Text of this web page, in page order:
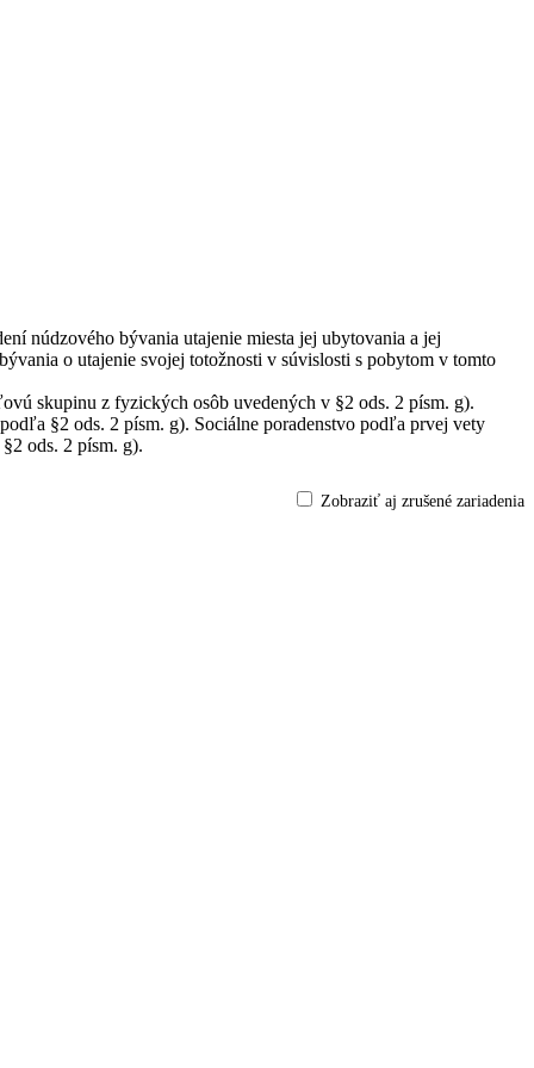
núdzového bývania utajenie miesta jej ubytovania a jej
o utajenie svojej totožnosti v súvislosti s pobytom v tomto
skupinu z fyzických osôb uvedených v §2 ods. 2 písm. g).
§2 ods. 2 písm. g). Sociálne poradenstvo podľa prvej vety
ods. 2 písm. g).
Zobraziť aj zrušené zariadenia